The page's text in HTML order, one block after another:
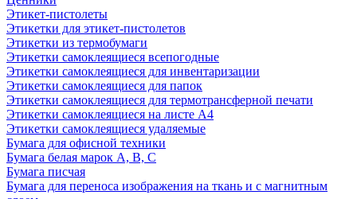
Этикет-пистолеты
Этикетки для этикет-пистолетов
Этикетки из термобумаги
Этикетки самоклеящиеся всепогодные
Этикетки самоклеящиеся для инвентаризации
Этикетки самоклеящиеся для папок
Этикетки самоклеящиеся для термотрансферной печати
Этикетки самоклеящиеся на листе А4
Этикетки самоклеящиеся удаляемые
Бумага для офисной техники
Бумага белая марок А, В, С
Бумага писчая
Бумага для переноса изображения на ткань и с магнитным